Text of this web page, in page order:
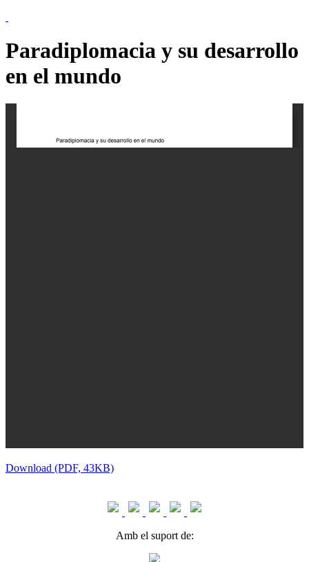
Paradiplomacia y su desarrollo
en el mundo
Download (PDF, 43KB)
Amb el suport de: